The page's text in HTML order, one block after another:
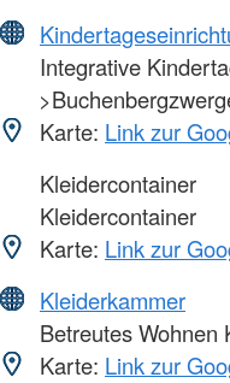
Integrative
Karte: Link zur
Kleidercontainer
Kleidercontainer
Karte: Link zur
Kleiderkammer
Betreutes Wohnen
Karte: Link zur